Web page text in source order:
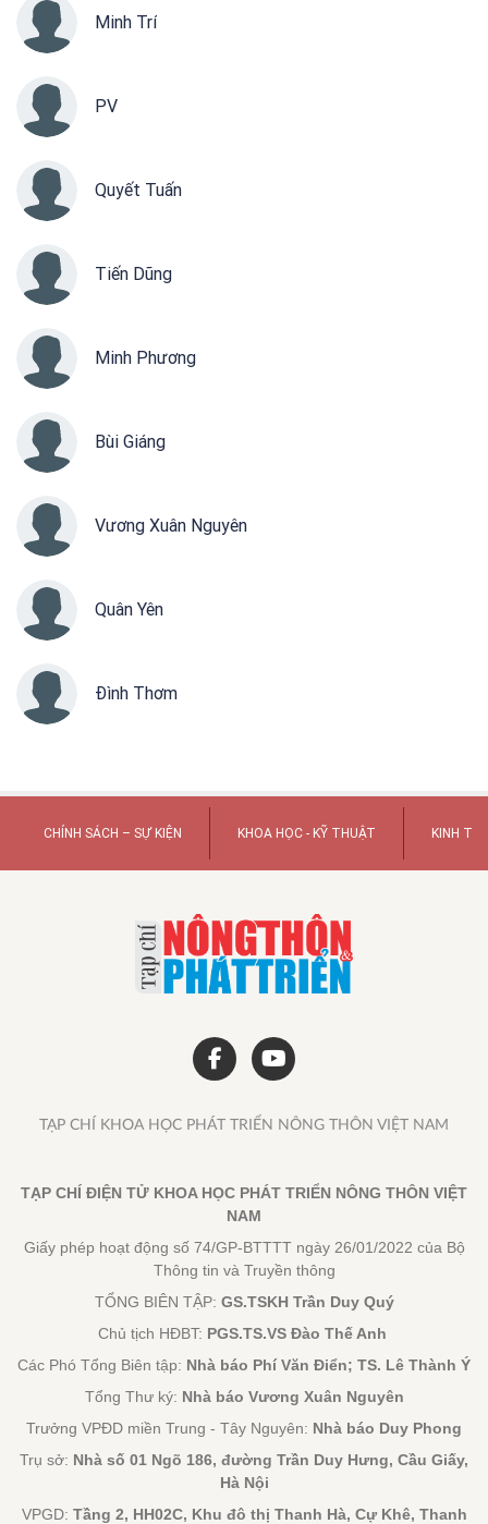
Minh Trí
PV
Quyết Tuấn
Tiến Dũng
Minh Phương
Bùi Giáng
Vương Xuân Nguyên
Quân Yên
Đình Thơm
CHÍNH SÁCH – SỰ KIỆN KHOA HỌC - KỸ THUẬT KINH TẾ
TẠP CHÍ KHOA HỌC PHÁT TRIỂN NÔNG THÔN VIỆT NAM
TẠP CHÍ ĐIỆN TỬ KHOA HỌC PHÁT TRIỂN NÔNG THÔN VIỆT
NAM
Giấy phép hoạt động số 74/GP-BTTTT ngày 26/01/2022 của Bộ
Thông tin và Truyền thông
TỔNG BIÊN TẬP: GS.TSKH Trần Duy Quý
Chủ tịch HĐBT: PGS.TS.VS Đào Thế Anh
Các Phó Tổng Biên tập: Nhà báo Phí Văn Điển; TS. Lê Thành Ý
Tổng Thư ký: Nhà báo Vương Xuân Nguyên
Trưởng VPĐD miền Trung - Tây Nguyên: Nhà báo Duy Phong
Trụ sở: Nhà số 01 Ngõ 186, đường Trần Duy Hưng, Cầu Giấy,
Hà Nội
VPGD: Tầng 2, HH02C, Khu đô thị Thanh Hà, Cự Khê, Thanh